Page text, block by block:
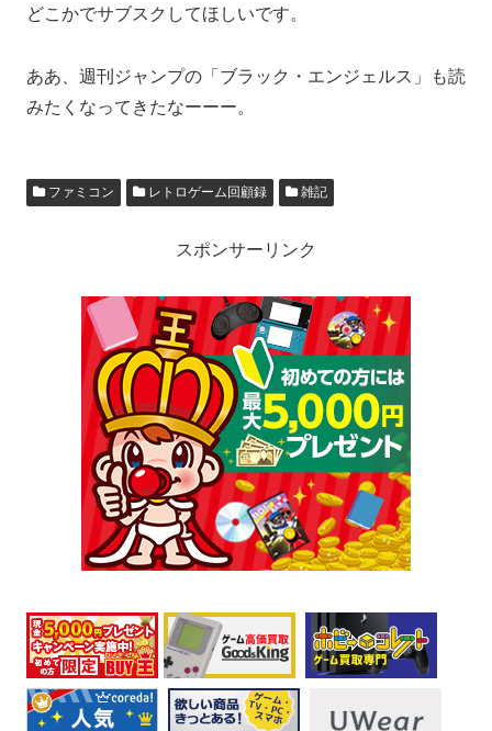
どこかでサブスクしてほしいです。
ああ、週刊ジャンプの「ブラック・エンジェルス」も読
みたくなってきたなーーー。
ファミコン レトロゲーム回顧録 雑記
スポンサーリンク